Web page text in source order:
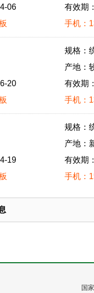
06
有效期
手机：
20
规格：
产地：
有效期
手机：
19
规格：
产地：
有效期
手机：
国